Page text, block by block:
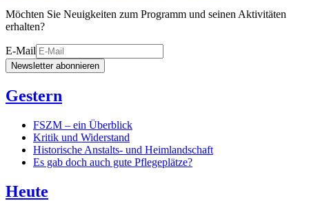
Möchten Sie Neuigkeiten zum Programm und seinen Aktivitäten
erhalten?
E-Mail
Newsletter abonnieren
Gestern
FSZM – ein Überblick
Kritik und Widerstand
Historische Anstalts- und Heimlandschaft
Es gab doch auch gute Pflegeplätze?
Heute